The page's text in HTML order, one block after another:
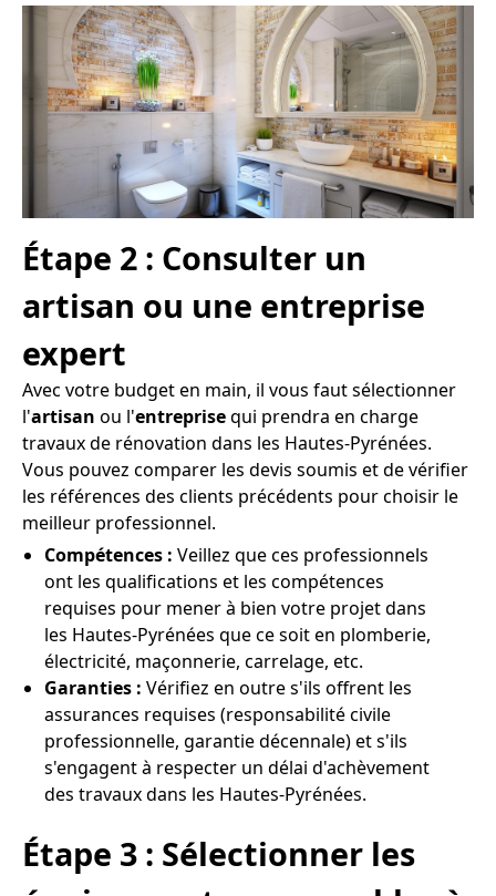
Étape 2 : Consulter un
artisan ou une entreprise
expert
Avec votre budget en main, il vous faut sélectionner
l'artisan ou l'entreprisequi prendra en charge
travaux de rénovation dans les Hautes-Pyrénées.
Vous pouvez comparer les devis soumis et de vérifier
les références des clients précédents pour choisir le
meilleur professionnel.
Compétences : Veillez que ces professionnels
ont les qualifications et les compétences
requises pour mener à bien votre projet dans
les Hautes-Pyrénées que ce soit en plomberie,
électricité, maçonnerie, carrelage, etc.
Garanties : Vérifiez en outre s'ils offrent les
assurances requises (responsabilité civile
professionnelle, garantie décennale) et s'ils
s'engagent à respecter un délai d'achèvement
des travaux dans les Hautes-Pyrénées.
Étape 3 : Sélectionner les